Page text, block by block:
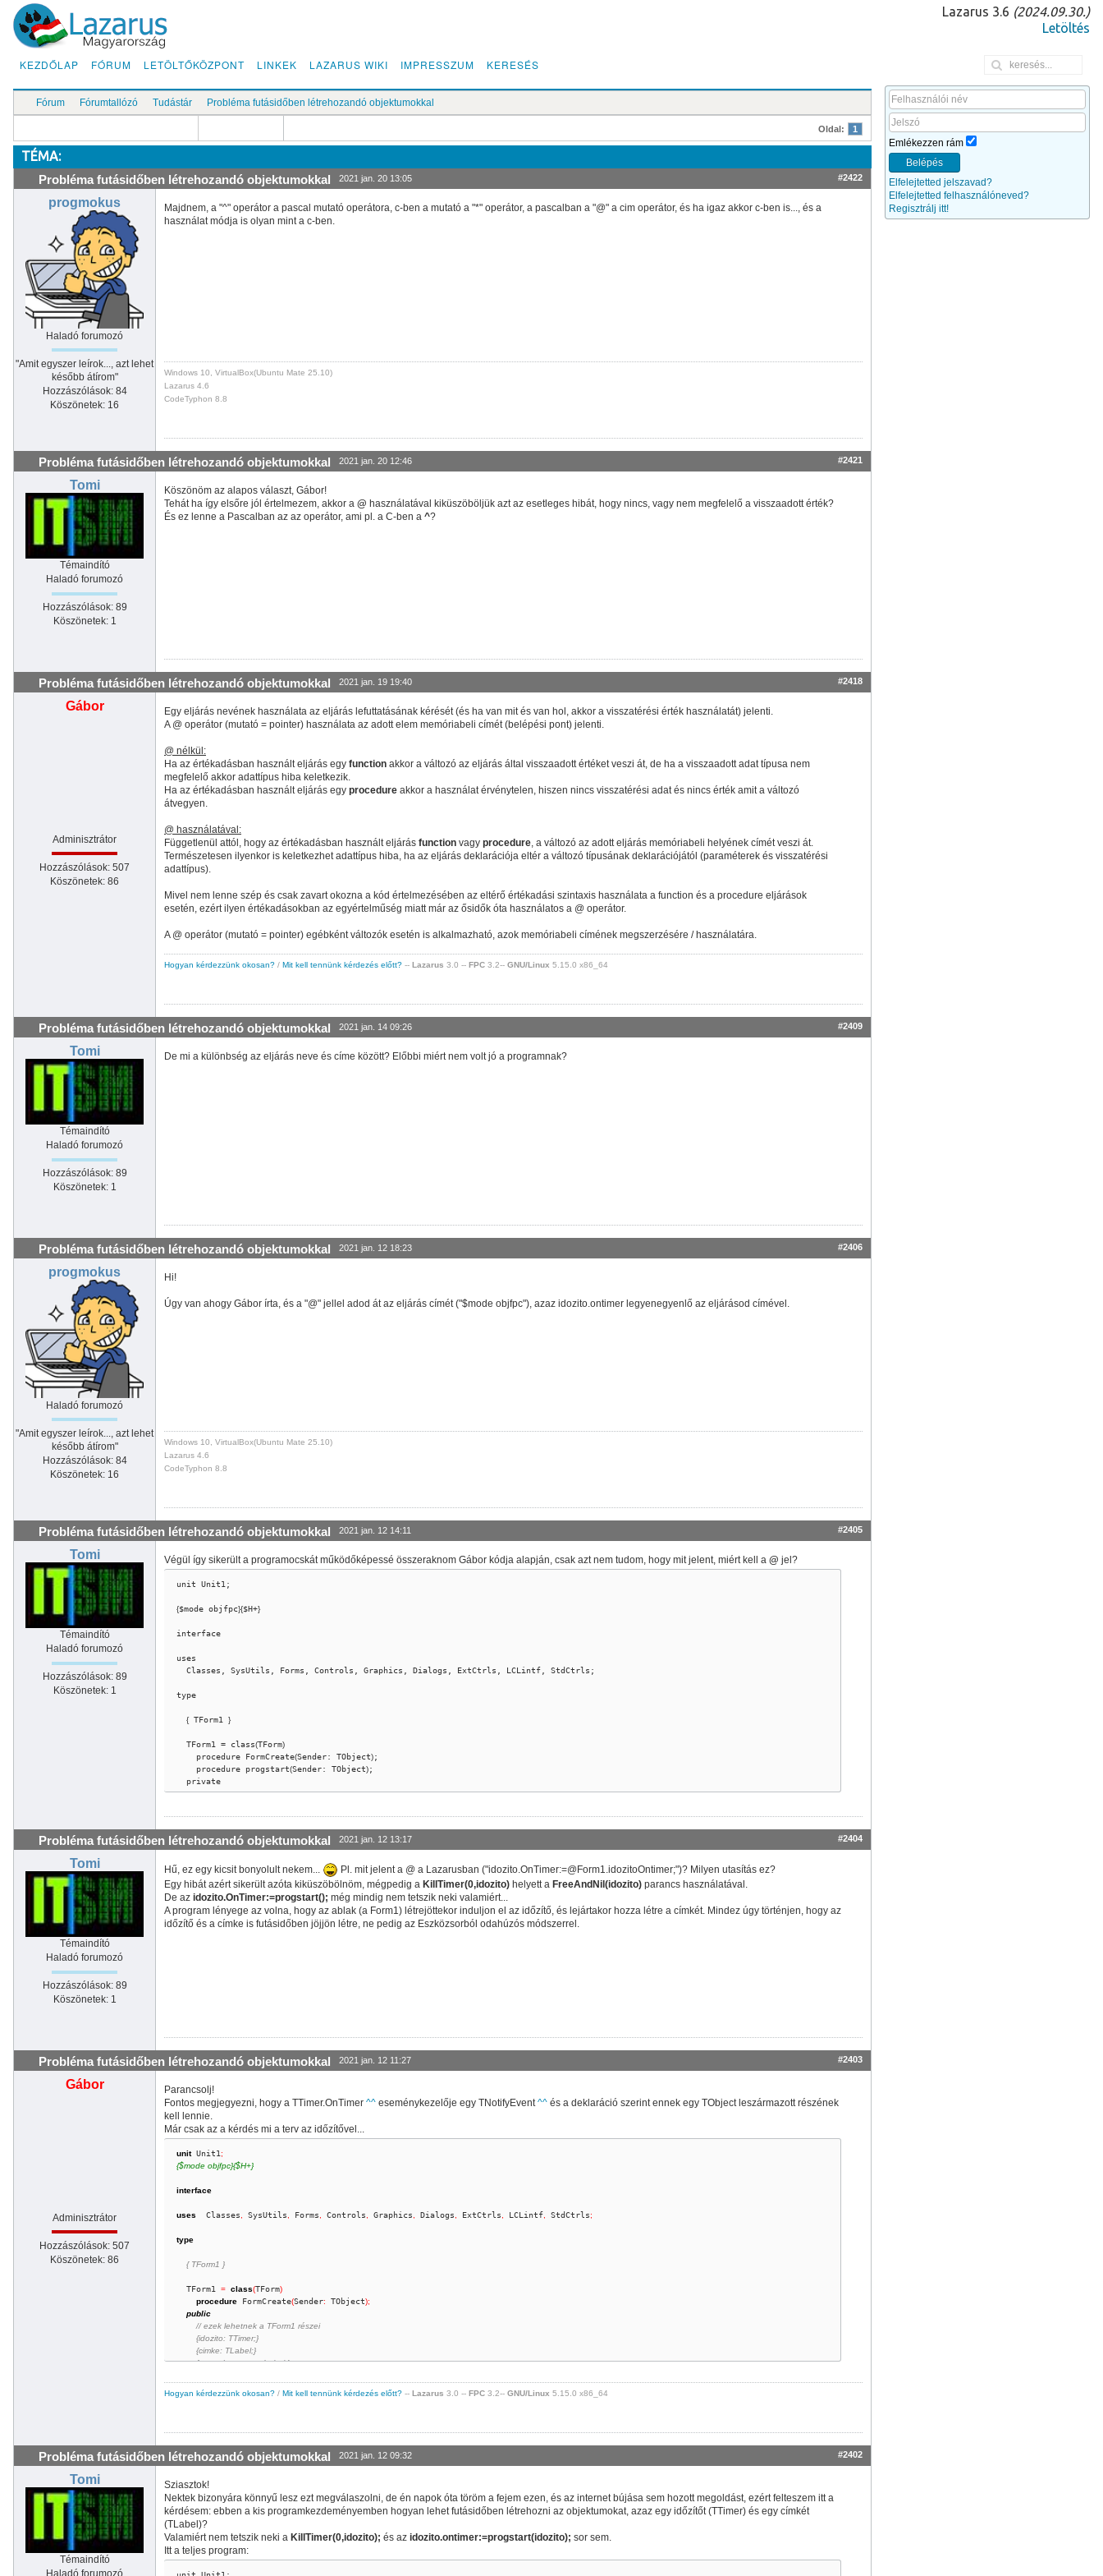
Lazarus 3.6 (2024.09.30.)
Letöltés
KEZDŐLAP FÓRUM LETÖLTŐKÖZPONT LINKEK LAZARUS WIKI IMPRESSZUM KERESÉS
Fórum Fórumtallózó Tudástár Probléma futásidőben létrehozandó objektumokkal
Oldal: 1
TÉMA:
Probléma futásidőben létrehozandó objektumokkal 2021 jan. 20 13:05 #2422
progmokus
Haladó forumozó
"Amit egyszer leírok..., azt lehet
később átírom"
Hozzászólások: 84
Köszönetek: 16
Majdnem, a "^" operátor a pascal mutató operátora, c-ben a mutató a "*" operátor, a pascalban a "@" a cim operátor, és ha igaz akkor c-ben is..., és a
használat módja is olyan mint a c-ben.
Windows 10, VirtualBox(Ubuntu Mate 25.10)
Lazarus 4.6
CodeTyphon 8.8
Probléma futásidőben létrehozandó objektumokkal 2021 jan. 20 12:46 #2421
Tomi
Témaindító
Haladó forumozó
Hozzászólások: 89
Köszönetek: 1
Köszönöm az alapos választ, Gábor!
Tehát ha így elsőre jól értelmezem, akkor a @ használatával kiküszöböljük azt az esetleges hibát, hogy nincs, vagy nem megfelelő a visszaadott érték?
És ez lenne a Pascalban az az operátor, ami pl. a C-ben a ^?
Probléma futásidőben létrehozandó objektumokkal 2021 jan. 19 19:40 #2418
Gábor
Adminisztrátor
Hozzászólások: 507
Köszönetek: 86
Egy eljárás nevének használata az eljárás lefuttatásának kérését (és ha van mit és van hol, akkor a visszatérési érték használatát) jelenti.
A @ operátor (mutató = pointer) használata az adott elem memóriabeli címét (belépési pont) jelenti.
@ nélkül:
Ha az értékadásban használt eljárás egy function akkor a változó az eljárás által visszaadott értéket veszi át, de ha a visszaadott adat típusa nem
megfelelő akkor adattípus hiba keletkezik.
Ha az értékadásban használt eljárás egy procedure akkor a használat érvénytelen, hiszen nincs visszatérési adat és nincs érték amit a változó
átvegyen.
@ használatával:
Függetlenül attól, hogy az értékadásban használt eljárás function vagy procedure , a változó az adott eljárás memóriabeli helyének címét veszi át.
Természetesen ilyenkor is keletkezhet adattípus hiba, ha az eljárás deklarációja eltér a változó típusának deklarációjától (paraméterek és visszatérési
adattípus).
Mivel nem lenne szép és csak zavart okozna a kód értelmezésében az eltérő értékadási szintaxis használata a function és a procedure eljárások
esetén, ezért ilyen értékadásokban az egyértelműség miatt már az ősidők óta használatos a @ operátor.
A @ operátor (mutató = pointer) egébként változók esetén is alkalmazható, azok memóriabeli címének megszerzésére / használatára.
Hogyan kérdezzünk okosan? / Mit kell tennünk kérdezés előtt? -- Lazarus 3.0 -- FPC 3.2-- GNU/Linux 5.15.0 x86_64
Probléma futásidőben létrehozandó objektumokkal 2021 jan. 14 09:26 #2409
Tomi
Témaindító
Haladó forumozó
Hozzászólások: 89
Köszönetek: 1
De mi a különbség az eljárás neve és címe között? Előbbi miért nem volt jó a programnak?
Probléma futásidőben létrehozandó objektumokkal 2021 jan. 12 18:23 #2406
progmokus
Haladó forumozó
"Amit egyszer leírok..., azt lehet
később átírom"
Hozzászólások: 84
Köszönetek: 16
Hi!
Úgy van ahogy Gábor írta, és a "@" jellel adod át az eljárás címét ("$mode objfpc"), azaz idozito.ontimer legyenegyenlő az eljárásod címével.
Windows 10, VirtualBox(Ubuntu Mate 25.10)
Lazarus 4.6
CodeTyphon 8.8
Probléma futásidőben létrehozandó objektumokkal 2021 jan. 12 14:11 #2405
Tomi
Témaindító
Haladó forumozó
Hozzászólások: 89
Köszönetek: 1
Végül így sikerült a programocskát működőképessé összeraknom Gábor kódja alapján, csak azt nem tudom, hogy mit jelent, miért kell a @ jel?
unit Unit1;
{$mode objfpc}{$H+}
interface
uses
type
{ TForm1 }
  TForm1 = class
(TForm)
    procedure FormCreate
(Sender: TObject);
    procedure progstart
(Sender: TObject);
  end;
  Form1: TForm1;
  idozito: TTimer;
  cimke: TLabel;
implementation
{$R *.lfm }
  cimke.left:=
20;
  cimke.top:=
20;
  cimke.Caption:='Siker!';
end;
procedure TForm1.FormCreate
begin
  idozito:=TTimer.Create
(nil);
  idozito.interval:=
  idozito.ontimer:=@progstart;
Probléma futásidőben létrehozandó objektumokkal 2021 jan. 12 13:17 #2404
Tomi
Témaindító
Haladó forumozó
Hozzászólások: 89
Köszönetek: 1
Hű, ez egy kicsit bonyolult nekem...
Pl. mit jelent a @ a Lazarusban ("idozito.OnTimer:=@Form1.idozitoOntimer;")? Milyen utasítás ez?
Egy hibát azért sikerült azóta kiküszöbölnöm, mégpedig a KillTimer(0,idozito) helyett a FreeAndNil(idozito) parancs használatával.
De az idozito.OnTimer:=progstart(); még mindig nem tetszik neki valamiért...
A program lényege az volna, hogy az ablak (a Form1) létrejöttekor induljon el az időzítő, és lejártakor hozza létre a címkét. Mindez úgy történjen, hogy az
időzítő és a címke is futásidőben jöjjön létre, ne pedig az Eszközsorból odahúzós módszerrel.
Probléma futásidőben létrehozandó objektumokkal 2021 jan. 12 11:27 #2403
Gábor
Adminisztrátor
Hozzászólások: 507
Köszönetek: 86
Parancsolj!
Fontos megjegyezni, hogy a TTimer.OnTimer ^^ eseménykezelője egy TNotifyEvent ^^ és a deklaráció szerint ennek egy TObject leszármazott részének
kell lennie.
Már csak az a kérdés mi a terv az időzítővel...
unit Unit1 ;
{$mode objfpc}{$H+}
interface
uses
  Classes
SysUtils Forms Controls Graphics Dialogs ExtCtrls LCLintf StdCtrls;
type
{ TForm1 }
  TForm1
= class(TForm)
procedure FormCreate(Sender: TObject);
public
// ezek lehetnek a TForm1 részei
{idozito: TTimer;}
{cimke: TLabel;}
{procedure createLabel;}
  idozito
: TTimer; // ez lehet a TForm1 része, de akkor innen törölni kell
implementation
{$R *.lfm}
{ TForm1 }
procedure createLabel
Hogyan kérdezzünk okosan? / Mit kell tennünk kérdezés előtt? -- Lazarus 3.0 -- FPC 3.2-- GNU/Linux 5.15.0 x86_64
Probléma futásidőben létrehozandó objektumokkal 2021 jan. 12 09:32 #2402
Tomi
Témaindító
Haladó forumozó
Sziasztok!
Nektek bizonyára könnyű lesz ezt megválaszolni, de én napok óta töröm a fejem ezen, és az internet bújása sem hozott megoldást, ezért felteszem itt a
kérdésem: ebben a kis programkezdeményemben hogyan lehet futásidőben létrehozni az objektumokat, azaz egy időzítőt (TTimer) és egy címkét
(TLabel)?
Valamiért nem tetszik neki a KillTimer(0,idozito); és az idozito.ontimer:=progstart(idozito); sor sem.
Itt a teljes program:
Emlékezzen rám
Belépés
Elfelejtetted jelszavad?
Elfelejtetted felhasználóneved?
Regisztrálj itt!